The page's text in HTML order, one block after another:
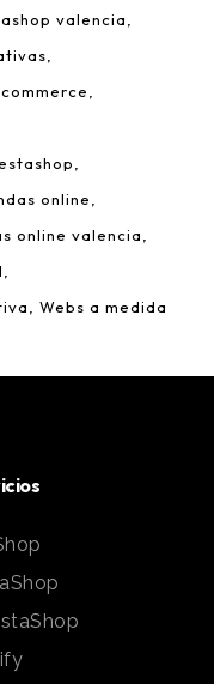
valencia
online
online valencia
Webs a medida